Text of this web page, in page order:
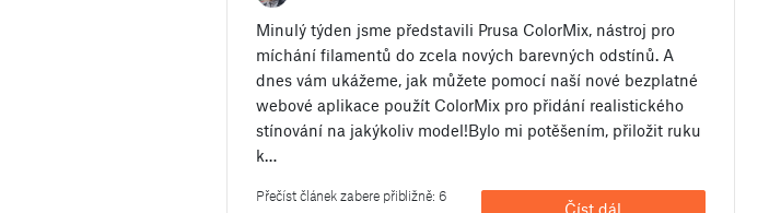
Minulý týden jsme představili Prusa ColorMix, nástroj pro
míchání filamentů do zcela nových barevných odstínů. A
dnes vám ukážeme, jak můžete pomocí naší nové bezplatné
webové aplikace použít ColorMix pro přidání realistického
stínování na jakýkoliv model!Bylo mi potěšením, přiložit ruku
k…
Přečíst článek zabere přibližně: 6
Číst dál